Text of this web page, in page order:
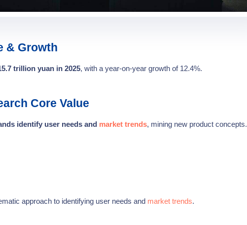
& Growth
trillion yuan in 2025, with a year-on-year growth of 12.4%.
Core Value
identify user needs and market trends, mining new product concepts.
approach to identifying user needs and market trends.